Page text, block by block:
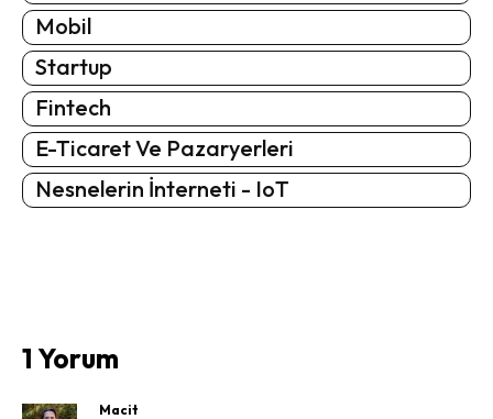
Mobil
Startup
Fintech
E-Ticaret Ve Pazaryerleri
Nesnelerin İnterneti - IoT
1 Yorum
Macit